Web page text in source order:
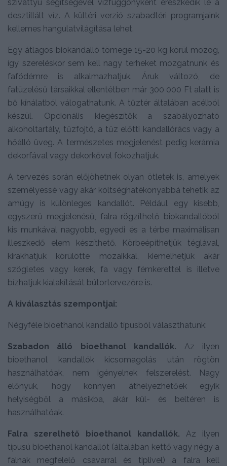
szivattyú segítségével vízfüggönyként ereszkedik le a
desztillált víz. A kültéri verzió szabadtéri programjaink
kellemes hangulatvilágítása lehet.
Egy átlagos biokandalló tömege 15-20 kg körül mozog,
így szereléskor sem kell nagy terheket mozgatnunk és
fafödémre is alkalmazhatjuk. Áruk változó, de
fatüzelésű társaikkal ellentétben már 300 000 Ft alatt is
bő kínálatból válogathatunk. A tűztér általában acélból
készül. Opcionális kiegészítők a szabályozható
alkoholtartály, tűzfojtó, a tűz előtti kandallórács vagy a
hőálló üveg. A természetes megjelenést pedig kerámia
dekorfával vagy dekorkővel fokozhatjuk.
A tervezés során előjöhetnek olyan ötletek is, amelyek
személyessé vagy akár költséghatékonyabbá tehetik az
amúgy is különleges kandallót. Például egy kisebb,
egyszerű megjelenésű, falra rögzíthető biokandallóból
kis munkával nagyobb, egyedi és a térbe maximálisan
illeszkedő elem készíthető. Körbeépíthetjük téglával,
kirakhatjuk körülötte mozaikkal, kiemelhetjük akár
szögletes vagy kerek, fa vagy fémkerettel is illetve
bízhatjuk kialakítását bútortervezőre is.
A kiválasztás szempontjai:
Négyféle bioethanol kandalló típusból választhatunk:
Szabadon álló bioethanol kandallók. Az ilyen
bioethanol kandallók kicsomagolás után rögtön
használhatóak, nem igényelnek felszerelést. Nagy
előnyük, hogy könnyen áthelyezhetőek egyik
helyiségből a másikba, akár kül- és beltéren is
használhatóak.
Falra szerelhető bioethanol kandallók. Az ilyen
típusú bioethanol kandallót (általában kettő vagy négy a
falnak megfelelő csavarral és tiplivel) a falra kell